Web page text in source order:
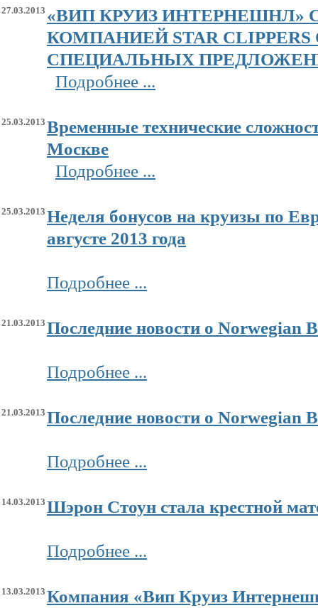
27.03.2013 «ВИП КРУИЗ ИНТЕРНЕШНЛ»
КОМПАНИЕЙ STAR
СПЕЦИАЛЬНЫХ
Подробнее ...
25.03.2013 Временные технические
Москве
Подробнее ...
25.03.2013 Неделя бонусов на круизы по
августе 2013 года
Подробнее ...
21.03.2013 Последние новости о Norwegian
Подробнее ...
21.03.2013 Последние новости о Norwegian
Подробнее ...
14.03.2013 Шэрон Стоун стала крестной
Подробнее ...
13.03.2013 Компания «Вип Круиз